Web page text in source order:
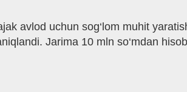
avlod uchun sog‘lom muhit
Jarima 10 mln so‘mdan